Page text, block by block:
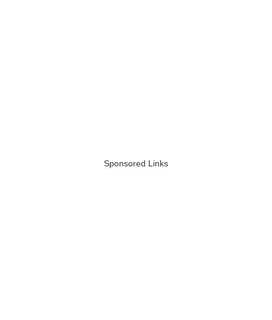
Sponsored Links